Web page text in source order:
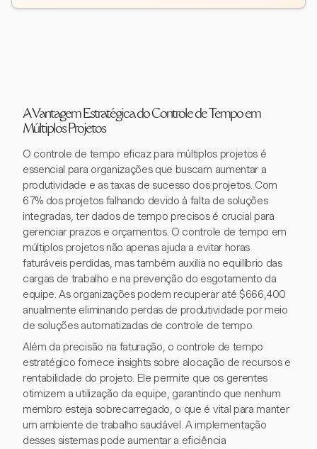
A Vantagem Estratégica do Controle de Tempo em
Múltiplos Projetos
O controle de tempo eficaz para múltiplos projetos é
essencial para organizações que buscam aumentar a
produtividade e as taxas de sucesso dos projetos. Com
67% dos projetos falhando devido à falta de soluções
integradas, ter dados de tempo precisos é crucial para
gerenciar prazos e orçamentos. O controle de tempo em
múltiplos projetos não apenas ajuda a evitar horas
faturáveis perdidas, mas também auxilia no equilíbrio das
cargas de trabalho e na prevenção do esgotamento da
equipe. As organizações podem recuperar até $666,400
anualmente eliminando perdas de produtividade por meio
de soluções automatizadas de controle de tempo.
Além da precisão na faturação, o controle de tempo
estratégico fornece insights sobre alocação de recursos e
rentabilidade do projeto. Ele permite que os gerentes
otimizem a utilização da equipe, garantindo que nenhum
membro esteja sobrecarregado, o que é vital para manter
um ambiente de trabalho saudável. A implementação
desses sistemas pode aumentar a eficiência